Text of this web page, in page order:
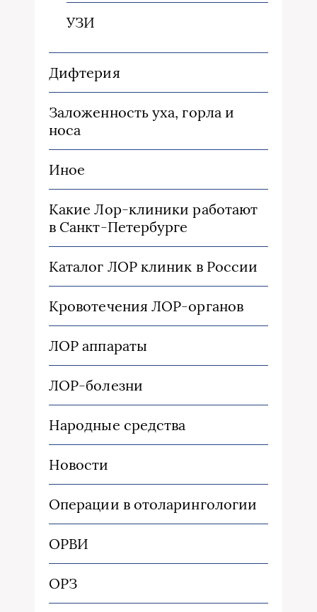
УЗИ
Дифтерия
Заложенность уха, горла и
носа
Иное
Какие Лор-клиники работают
в Санкт-Петербурге
Каталог ЛОР клиник в России
Кровотечения ЛОР-органов
ЛОР аппараты
ЛОР-болезни
Народные средства
Новости
Операции в отоларингологии
ОРВИ
ОРЗ